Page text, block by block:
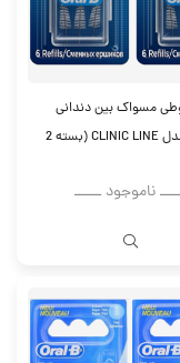
مسواک بین دندانی
اورال بی مدل CLINIC LINE (بسته 2
ناموجود ــــــ